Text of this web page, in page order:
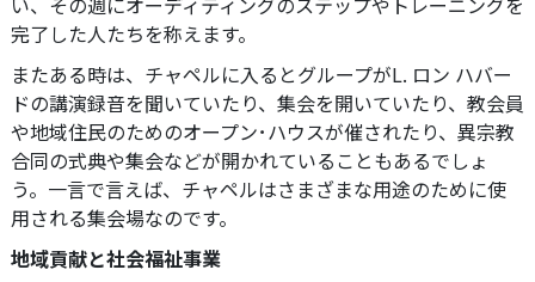
完了した人たちを称えます。
またある時は、チャペルに入るとグループがL. ロン ハバー
ドの講演録音を聞いていたり、集会を開いていたり、教会員
や地域住民のためのオープン･ハウスが催されたり、異宗教
合同の式典や集会などが開かれていることもあるでしょ
う。一言で言えば、チャペルはさまざまな用途のために使
用される集会場なのです。
地域貢献と社会福祉事業